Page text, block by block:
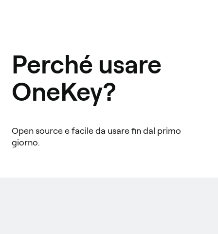
Perché usare
OneKey?
Open source e facile da usare fin dal primo
giorno.